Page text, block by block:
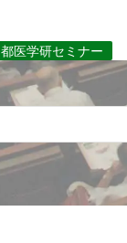
都医学研セミナー